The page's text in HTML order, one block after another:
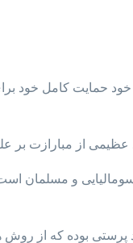
کامل خود
از مبارازت بر
و مسلمان است
پرستی بوده که از